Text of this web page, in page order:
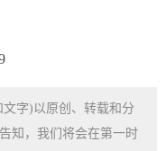
字)以原创、转载和分
知，我们将会在第一时